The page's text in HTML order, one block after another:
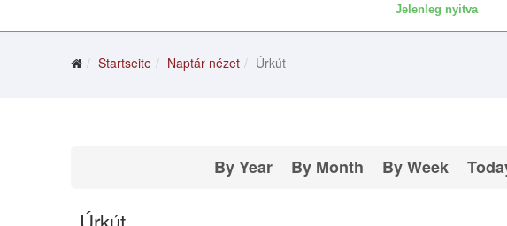
Jelenleg nyitva
Startseite Naptár nézet Úrkút
By Year By Month By Week